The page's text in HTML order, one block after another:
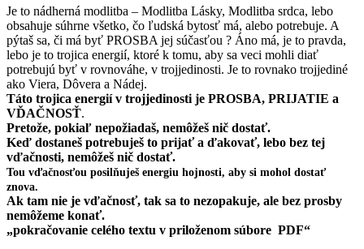
Je to nádherná modlitba – Modlitba Lásky, Modlitba srdca, lebo
obsahuje súhrne všetko, čo ľudská bytosť má, alebo potrebuje. A
pýtaš sa, či má byť PROSBA jej súčasťou ? Áno má, je to pravda,
lebo je to trojica energií, ktoré k tomu, aby sa veci mohli diať
potrebujú byť v rovnováhe, v trojjedinosti. Je to rovnako trojjediné
ako Viera, Dôvera a Nádej.
Táto trojica energií v trojjedinosti je PROSBA, PRIJATIE a
VĎAČNOSŤ.
Pretože, pokiaľ nepožiadaš, nemôžeš nič dostať.
Keď dostaneš potrebuješ to prijať a ďakovať, lebo bez tej
vďačnosti, nemôžeš nič dostať.
Tou vďačnosťou posilňuješ energiu hojnosti, aby si mohol dostať
znova.
Ak tam nie je vďačnosť, tak sa to nezopakuje, ale bez prosby
nemôžeme konať.
„pokračovanie celého textu v priloženom súbore PDF“